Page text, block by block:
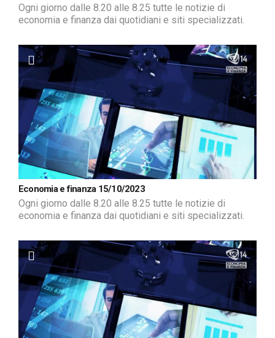
Ogni giorno dalle 8.20 alle 8.25 tutte le notizie di
economia e finanza dai quotidiani e siti specializzati.
Economia e finanza 15/10/2023
Ogni giorno dalle 8.20 alle 8.25 tutte le notizie di
economia e finanza dai quotidiani e siti specializzati.